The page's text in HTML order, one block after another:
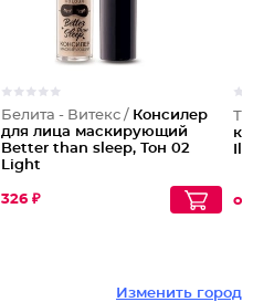
Белита - Витекс / Консилер
для лица маскирующий
Better than sleep, Тон 02
Light
326 ₽ от
Изменить город